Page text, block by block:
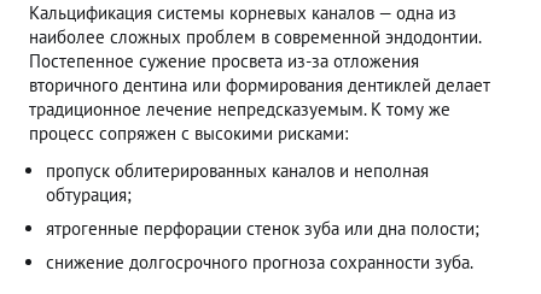
Кальцификация системы корневых каналов — одна из
наиболее сложных проблем в современной эндодонтии.
Постепенное сужение просвета из-за отложения
вторичного дентина или формирования дентиклей делает
традиционное лечение непредсказуемым. К тому же
процесс сопряжен с высокими рисками:
пропуск облитерированных каналов и неполная
обтурация;
ятрогенные перфорации стенок зуба или дна полости;
снижение долгосрочного прогноза сохранности зуба.